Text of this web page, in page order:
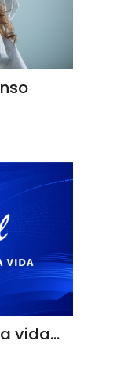
vida…